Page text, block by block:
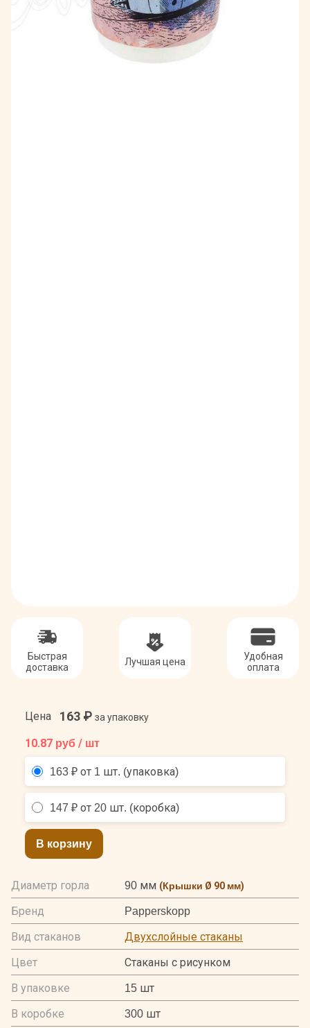
Быстрая
доставка
Лучшая цена
Удобная
оплата
Цена 163 ₽ за упаковку
10.87 руб / шт
163 ₽ от 1 шт. (упаковка)
147 ₽ от 20 шт. (коробка)
В корзину
Диаметр горла 90 мм (Крышки Ø 90 мм)
Бренд
Papperskopp
Вид стаканов
Двухслойные стаканы
Цвет
Стаканы с рисунком
В упаковке
15 шт
В коробке
300 шт